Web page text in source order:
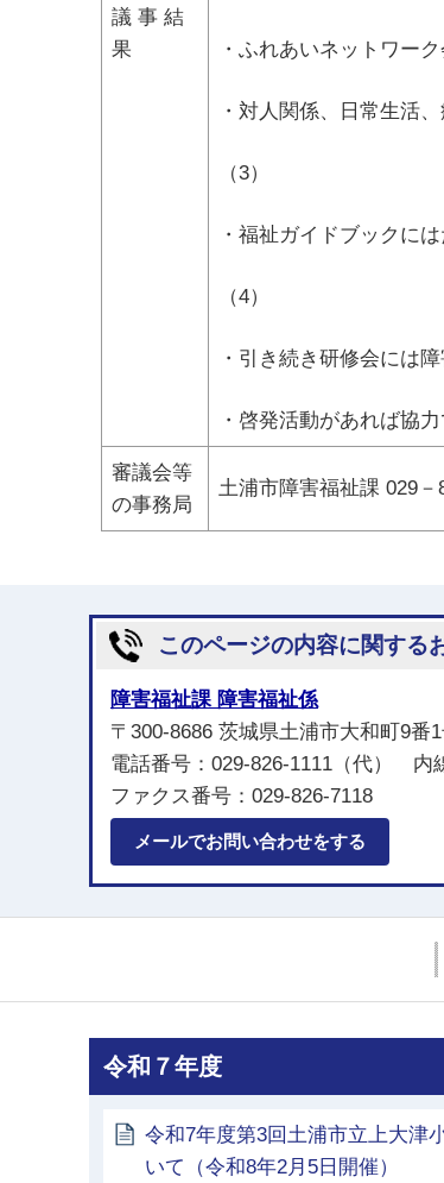
議 事 結
果
・ふれあいネットワー
・対人関係、日常生活
（3）
・福祉ガイドブックに
（4）
・引き続き研修会には
・啓発活動があれば協
審議会等
の事務局
土浦市障害福祉課 029－
このページの内容に関する
障害福祉課 障害福祉係
〒300-8686 茨城県土浦市大和町9番
電話番号：029-826-1111（代） 内
ファクス番号：029-826-7118
メールでお問い合わせをする
令和７年度
令和7年度第3回土浦市立上大津
いて（令和8年2月5日開催）